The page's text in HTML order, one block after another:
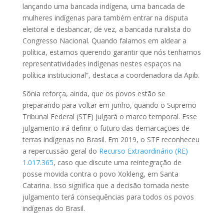
lançando uma bancada indígena, uma bancada de
mulheres indígenas para também entrar na disputa
eleitoral e desbancar, de vez, a bancada ruralista do
Congresso Nacional. Quando falamos em aldear a
política, estamos querendo garantir que nós tenhamos
representatividades indígenas nestes espaços na
política institucional”, destaca a coordenadora da Apib.
Sônia reforça, ainda, que os povos estão se
preparando para voltar em junho, quando o Supremo
Tribunal Federal (STF) julgará o marco temporal. Esse
julgamento irá definir o futuro das demarcações de
terras indígenas no Brasil. Em 2019, o STF reconheceu
a repercussão geral do Recurso Extraordinário (RE)
1.017.365, caso que discute uma reintegração de
posse movida contra o povo Xokleng, em Santa
Catarina. Isso significa que a decisão tomada neste
julgamento terá consequências para todos os povos
indígenas do Brasil.